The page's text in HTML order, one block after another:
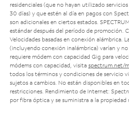
residenciales (que no hayan utilizado
30 días) y que estén al día en pagos con
son adicionales en ciertos estados.
estándar después del período de promoción.
Velocidades basadas en conexión alámbrica.
(incluyendo conexión inalámbrica) varían y
requiere módem con capacidad Gig para
módems con capacidad, visita spectrum.net/
todos los términos y condiciones de servicio
sujetos a cambios. No están disponibles en
restricciones. Rendimiento de Internet:
por fibra óptica y se suministra a la propiedad